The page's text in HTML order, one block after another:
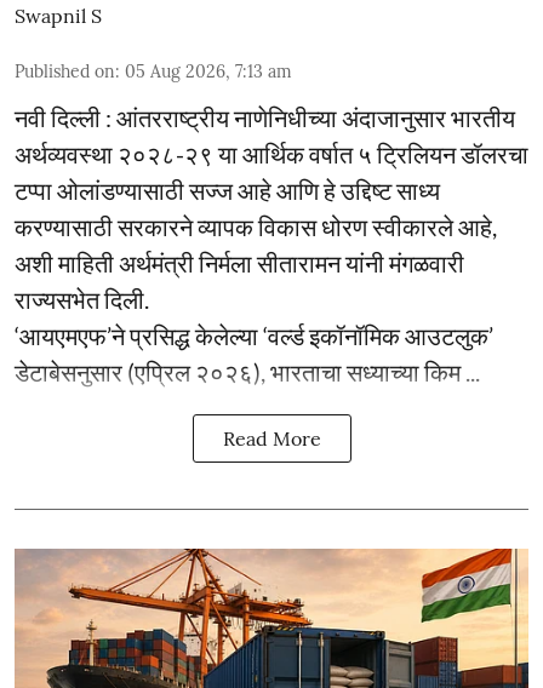
Swapnil S
Published on: 05 Aug 2026, 7:13 am
नवी दिल्ली : आंतरराष्ट्रीय नाणेनिधीच्या अंदाजानुसार भारतीय
अर्थव्यवस्था २०२८-२९ या आर्थिक वर्षात ५ ट्रिलियन डॉलरचा
टप्पा ओलांडण्यासाठी सज्ज आहे आणि हे उद्दिष्ट साध्य
करण्यासाठी सरकारने व्यापक विकास धोरण स्वीकारले आहे,
अशी माहिती अर्थमंत्री निर्मला सीतारामन यांनी मंगळवारी
राज्यसभेत दिली.
‘आयएमएफ’ने प्रसिद्ध केलेल्या ‘वर्ल्ड इकॉनॉमिक आउटलुक’
डेटाबेसनुसार (एप्रिल २०२६), भारताचा सध्याच्या किम ...
Read More